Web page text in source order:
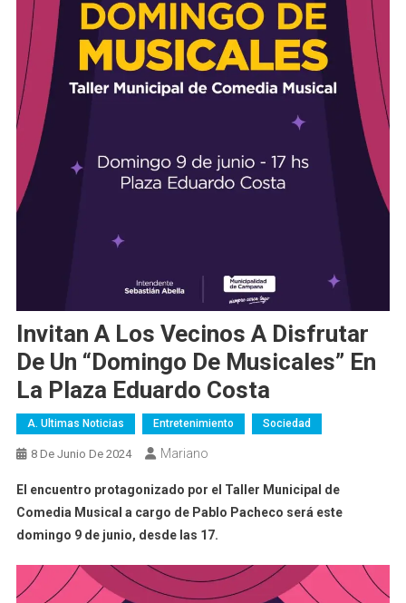
Invitan A Los Vecinos A Disfrutar
De Un “Domingo De Musicales” En
La Plaza Eduardo Costa
A. Ultimas Noticias Entretenimiento Sociedad
8 De Junio De 2024 Mariano
El encuentro protagonizado por el Taller Municipal de
Comedia Musical a cargo de Pablo Pacheco será este
domingo 9 de junio, desde las 17.